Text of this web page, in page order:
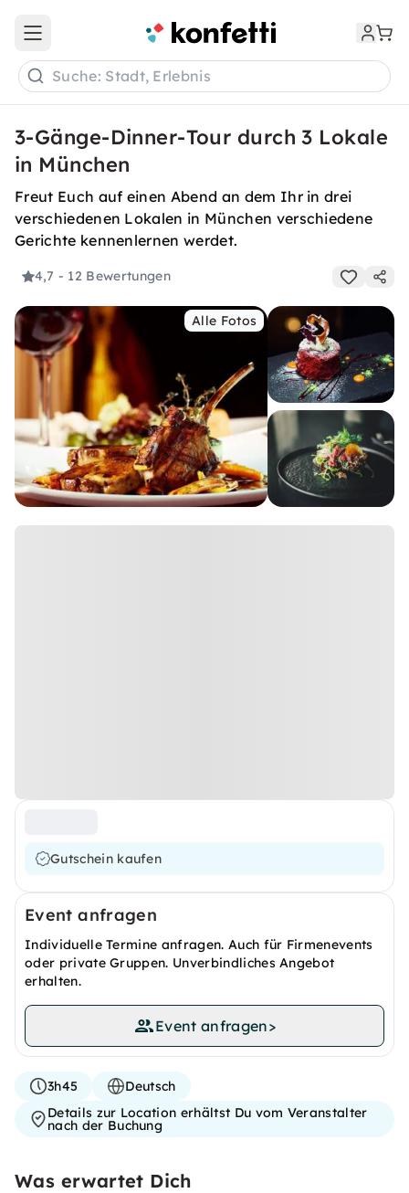
Open main menu
Suche: Stadt, Erlebnis
3-Gänge-Dinner-Tour durch 3 Lokale
in München
Freut Euch auf einen Abend an dem Ihr in drei
verschiedenen Lokalen in München verschiedene
Gerichte kennenlernen werdet.
4,7 - 12 Bewertungen
Alle Fotos
Gutschein kaufen
Event anfragen
Individuelle Termine anfragen. Auch für Firmenevents
oder private Gruppen. Unverbindliches Angebot
erhalten.
Event anfragen>
3h45
Deutsch
Details zur Location erhältst Du vom Veranstalter
nach der Buchung
Was erwartet Dich